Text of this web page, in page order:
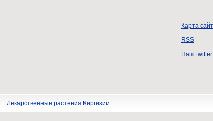
Карта
RSS
Наш twitter
Лекарственные растения Киргизии